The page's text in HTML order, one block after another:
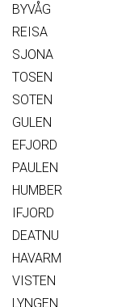
BYVÅG
REISA
SJONA
TOSEN
SOTEN
GULEN
EFJORD
PAULEN
HUMBER
IFJORD
DEATNU
HAVARM
VISTEN
LYNGEN